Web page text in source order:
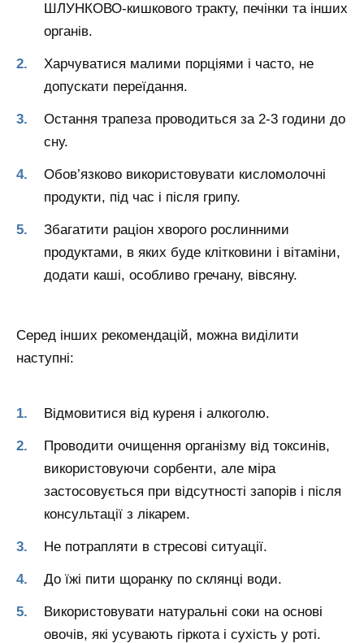
ШЛУНКОВО-кишкового тракту, печінки та інших
органів.
Харчуватися малими порціями і часто, не
допускати переїдання.
Остання трапеза проводиться за 2-3 години до
сну.
Обов’язково використовувати кисломолочні
продукти, під час і після грипу.
Збагатити раціон хворого рослинними
продуктами, в яких буде клітковини і вітаміни,
додати каші, особливо гречану, вівсяну.
Серед інших рекомендацій, можна виділити
наступні:
Відмовитися від куреня і алкоголю.
Проводити очищення організму від токсинів,
використовуючи сорбенти, але міра
застосовується при відсутності запорів і після
консультації з лікарем.
Не потрапляти в стресові ситуації.
До їжі пити щоранку по склянці води.
Використовувати натуральні соки на основі
овочів, які усувають гіркота і сухість у роті.